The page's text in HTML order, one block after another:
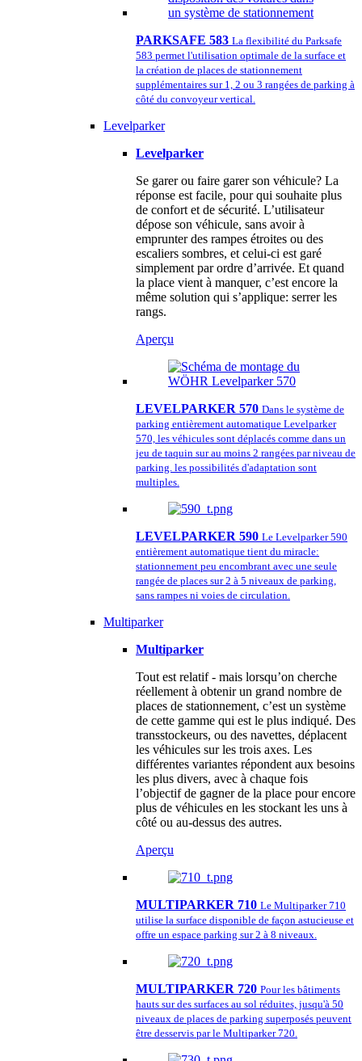
PARKSAFE 583 La flexibilité du Parksafe
583 permet l'utilisation optimale de la surface et
la création de places de stationnement
supplémentaires sur 1, 2 ou 3 rangées de parking à
côté du convoyeur vertical.
Levelparker
Levelparker
Se garer ou faire garer son véhicule? La
réponse est facile, pour qui souhaite plus
de confort et de sécurité. L’utilisateur
dépose son véhicule, sans avoir à
emprunter des rampes étroites ou des
escaliers sombres, et celui-ci est garé
simplement par ordre d’arrivée. Et quand
la place vient à manquer, c’est encore la
même solution qui s’applique: serrer les
rangs.
Aperçu
LEVELPARKER 570 Dans le système de
parking entièrement automatique Levelparker
570, les véhicules sont déplacés comme dans un
jeu de taquin sur au moins 2 rangées par niveau de
parking. les possibilités d'adaptation sont
multiples.
LEVELPARKER 590 Le Levelparker 590
entièrement automatique tient du miracle:
stationnement peu encombrant avec une seule
rangée de places sur 2 à 5 niveaux de parking,
sans rampes ni voies de circulation.
Multiparker
Multiparker
Tout est relatif - mais lorsqu’on cherche
réellement à obtenir un grand nombre de
places de stationnement, c’est un système
de cette gamme qui est le plus indiqué. Des
transstockeurs, ou des navettes, déplacent
les véhicules sur les trois axes. Les
différentes variantes répondent aux besoins
les plus divers, avec à chaque fois
l’objectif de gagner de la place pour encore
plus de véhicules en les stockant les uns à
côté ou au-dessus des autres.
Aperçu
MULTIPARKER 710 Le Multiparker 710
utilise la surface disponible de façon astucieuse et
offre un espace parking sur 2 à 8 niveaux.
MULTIPARKER 720 Pour les bâtiments
hauts sur des surfaces au sol réduites, jusqu'à 50
niveaux de places de parking superposés peuvent
être desservis par le Multiparker 720.